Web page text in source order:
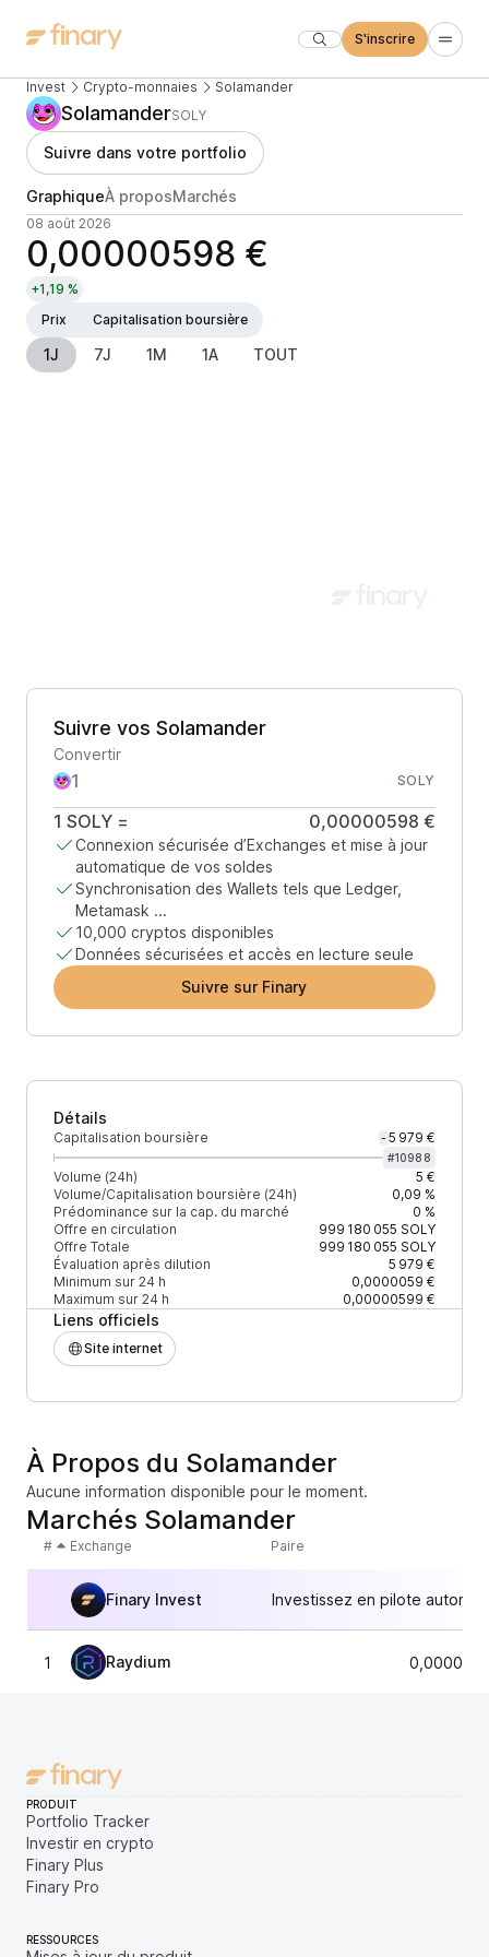
S'inscrire
Invest Crypto-monnaies Solamander
SolamanderSOLY
Suivre dans votre portfolio
GraphiqueÀ proposMarchés
08 août 2026
0,00000598 €
+1,19 %
Prix
Capitalisation boursière
1J 7J 1M 1A TOUT
Suivre vos Solamander
Convertir
SOLY
1 SOLY = 0,00000598 €
Connexion sécurisée d’Exchanges et mise à jour
automatique de vos soldes
Synchronisation des Wallets tels que Ledger,
Metamask ...
10,000 cryptos disponibles
Données sécurisées et accès en lecture seule
Suivre sur Finary
Détails
Capitalisation boursière - 5 979 €
#10988
Volume (24h)
5 €
Volume/Capitalisation boursière (24h)
0,09 %
Prédominance sur la cap. du marché
0 %
Offre en circulation
999 180 055 SOLY
Offre Totale
999 180 055 SOLY
Évaluation après dilution
5 979 €
Minimum sur 24 h
0,0000059 €
Maximum sur 24 h
0,00000599 €
Liens officiels
Site internet
À Propos du Solamander
Aucune information disponible pour le moment.
Marchés Solamander
# Exchange Paire
Finary Invest Investissez en pilote
1 Raydium
PRODUIT
Portfolio Tracker
Investir en crypto
Finary Plus
Finary Pro
RESSOURCES